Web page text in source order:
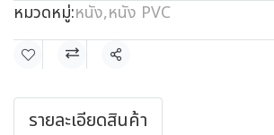
หมวดหมู่:หนัง,หนัง PVC
แชร์
รายละเอียดสินค้า